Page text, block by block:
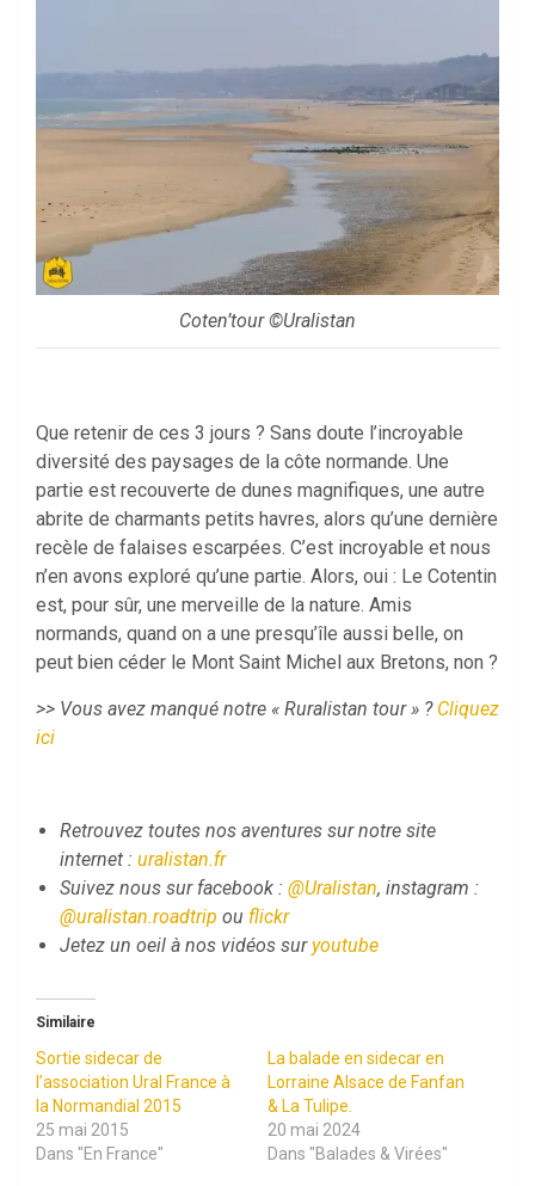
Coten’tour ©Uralistan
Que retenir de ces 3 jours ? Sans doute l’incroyable
diversité des paysages de la côte normande. Une
partie est recouverte de dunes magnifiques, une autre
abrite de charmants petits havres, alors qu’une dernière
recèle de falaises escarpées. C’est incroyable et nous
n’en avons exploré qu’une partie. Alors, oui : Le Cotentin
est, pour sûr, une merveille de la nature. Amis
normands, quand on a une presqu’île aussi belle, on
peut bien céder le Mont Saint Michel aux Bretons, non ?
>> Vous avez manqué notre « Ruralistan tour » ? Cliquez
ici
Retrouvez toutes nos aventures sur notre site
internet : uralistan.fr
Suivez nous sur facebook : @Uralistan, instagram :
@uralistan.roadtrip ou flickr
Jetez un oeil à nos vidéos sur youtube
Similaire
Sortie sidecar de
l’association Ural France à
la Normandial 2015
25 mai 2015
Dans "En France"
La balade en sidecar en
Lorraine Alsace de Fanfan
& La Tulipe.
20 mai 2024
Dans "Balades & Virées"